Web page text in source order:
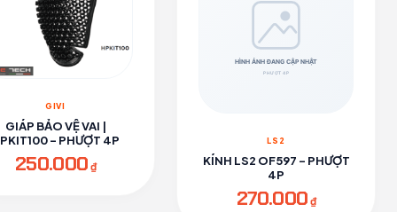
GIVI
GIÁP BẢO VỆ VAI |
- PHƯỢT 4P
250.000₫
LS2
KÍNH LS2 OF597 - PHƯỢT
4P
270.000₫